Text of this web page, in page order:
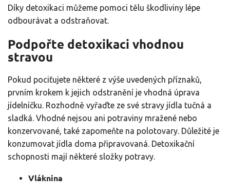
Díky detoxikaci můžeme pomoci tělu škodliviny lépe
odbourávat a odstraňovat.
Podpořte detoxikaci vhodnou
stravou
Pokud pociťujete některé z výše uvedených příznaků,
prvním krokem k jejich odstranění je vhodná úprava
jídelníčku. Rozhodně vyřaďte ze své stravy jídla tučná a
sladká. Vhodné nejsou ani potraviny mražené nebo
konzervované, také zapomeňte na polotovary. Důležité je
konzumovat jídla doma připravovaná. Detoxikační
schopnosti mají některé složky potravy.
Vláknina